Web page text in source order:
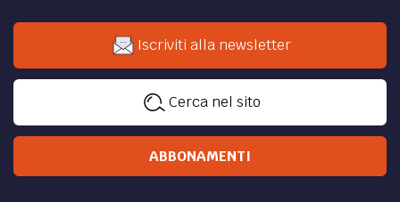
Iscriviti alla newsletter
Cerca nel sito
ABBONAMENTI